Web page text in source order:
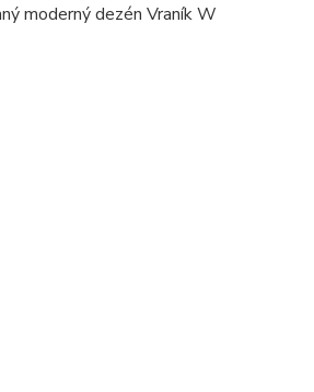
moderný dezén Vraník W